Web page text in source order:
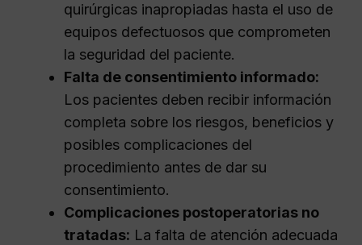
quirúrgicas inapropiadas hasta el uso de
equipos defectuosos que comprometen
la seguridad del paciente.
Falta de consentimiento informado:
Los pacientes deben recibir información
completa sobre los riesgos, beneficios y
posibles complicaciones del
procedimiento antes de dar su
consentimiento.
Complicaciones postoperatorias no
tratadas: La falta de atención adecuada